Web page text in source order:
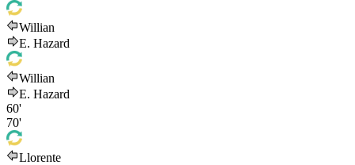
Willian
E. Hazard
Willian
E. Hazard
60'
70'
Llorente